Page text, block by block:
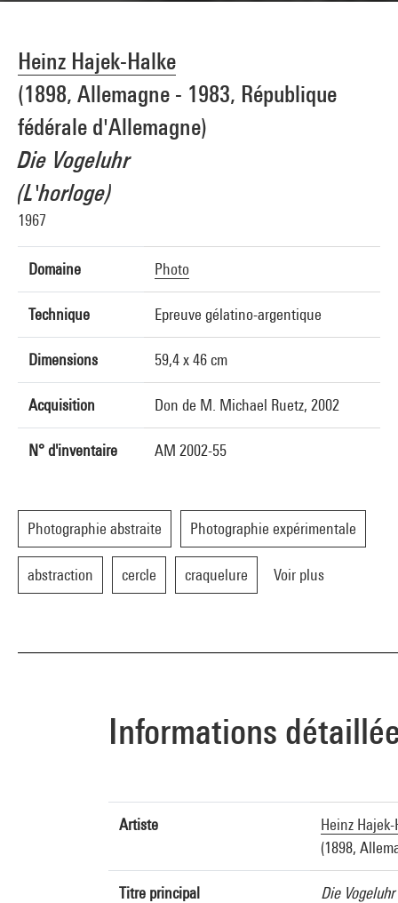
Heinz Hajek-Halke
(1898, Allemagne - 1983, République
fédérale d'Allemagne)
Die Vogeluhr
(L'horloge)
1967
Domaine Photo
Technique Epreuve gélatino-argentique
Dimensions 59,4 x 46 cm
Acquisition Don de M. Michael Ruetz, 2002
N° d'inventaire AM 2002-55
Photographie abstraite Photographie expérimentale
abstraction cercle craquelure Voir plus
Informations
Artiste
Heinz
(1898,
Titre principal
Die Vogeluhr